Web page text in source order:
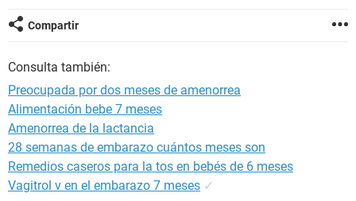
Me recomendaron tomar compuesto de lydia, llevo una
semana y no veo cambios de ningún tipo
Compartir
Consulta también:
Preocupada por dos meses de amenorrea
Alimentación bebe 7 meses
Amenorrea de la lactancia
28 semanas de embarazo cuántos meses son
Remedios caseros para la tos en bebés de 6 meses
Vagitrol v en el embarazo 7 meses ✓